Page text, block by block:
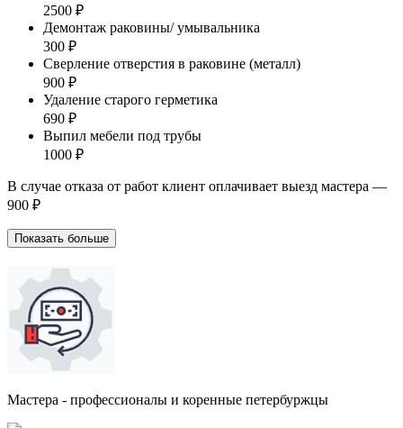
2500 ₽
Демонтаж раковины/ умывальника
300 ₽
Сверление отверстия в раковине (металл)
900 ₽
Удаление старого герметика
690 ₽
Выпил мебели под трубы
1000 ₽
В случае отказа от работ клиент оплачивает выезд мастера —
900 ₽
Показать больше
Мастера - профессионалы и коренные петербуржцы